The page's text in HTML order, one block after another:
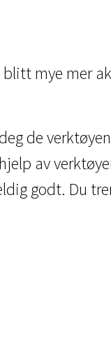
mye mer
de
av
godt. Du